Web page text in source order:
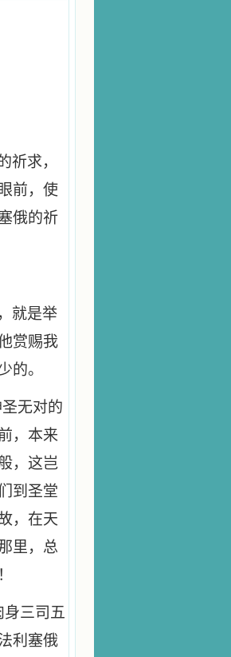
祈求，
前，使
俄的祈
就是举
赏赐我
的。
无对的
，本来
，这岂
到圣堂
，在天
里，总
身三司五
利塞俄